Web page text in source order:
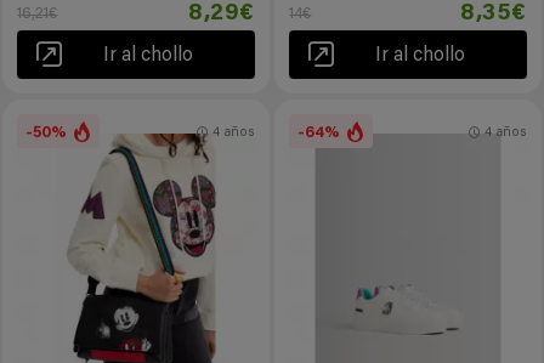
16,21€ 8,29€
Ir al chollo
14€ 8,35€
Ir al chollo
-50% 4 años -64% 4 años